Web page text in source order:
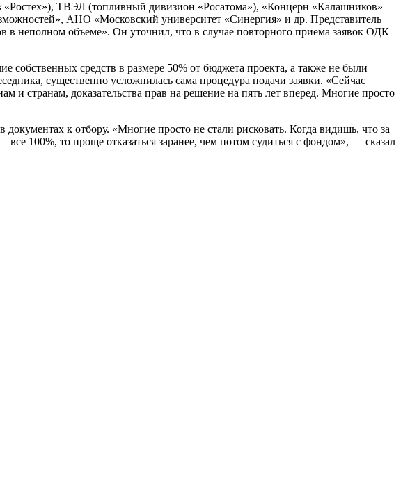
ТВЭЛ (топливный дивизион «Росатома»), «Концерн «Калашников»
АНО «Московский университет «Синергия» и др. Представитель
в неполном объеме». Он уточнил, что в случае повторного приема заявок ОДК
средств в размере 50% от бюджета проекта, а также не были
существенно усложнилась сама процедура подачи заявки. «Сейчас
странам, доказательства прав на решение на пять лет вперед. Многие просто
к отбору. «Многие просто не стали рисковать. Когда видишь, что за
100%, то проще отказаться заранее, чем потом судиться с фондом», — сказал